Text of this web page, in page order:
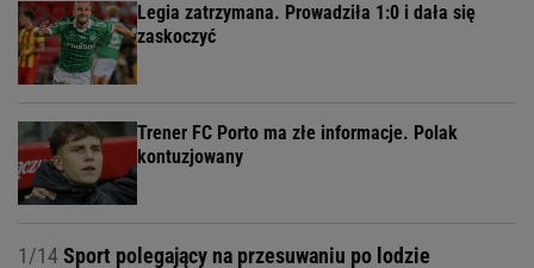
Legia zatrzymana. Prowadziła 1:0 i dała się
zaskoczyć
Trener FC Porto ma złe informacje. Polak
kontuzjowany
1/14Sport polegający na przesuwaniu po lodzie